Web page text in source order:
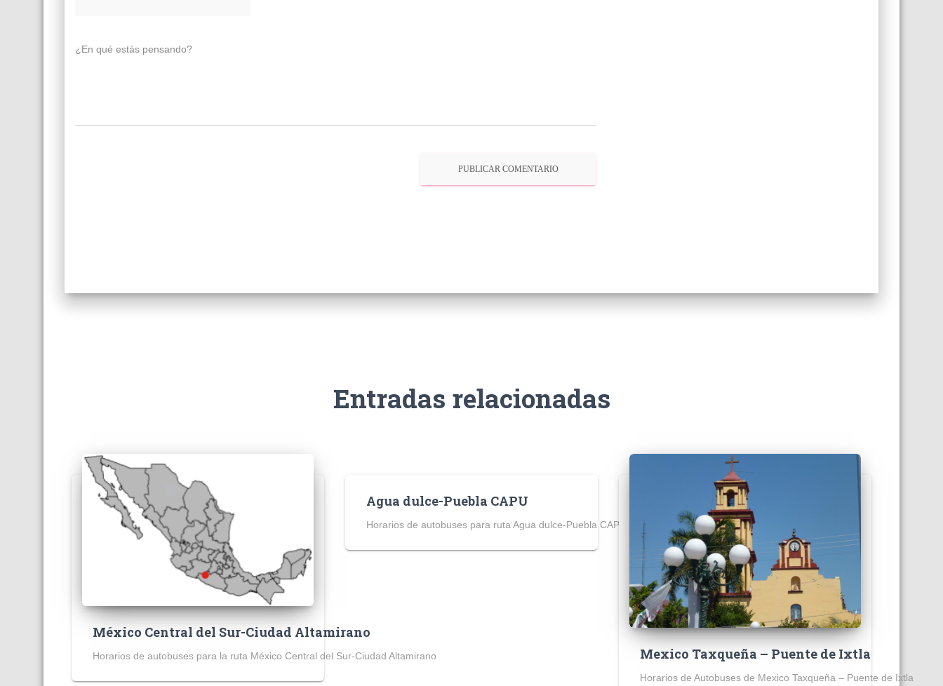
¿En qué estás pensando?
Entradas relacionadas
México Central del Sur-Ciudad Altamirano
Horarios de autobuses para la ruta México Central del Sur-Ciudad Altamirano
Agua dulce-Puebla CAPU
Horarios de autobuses para ruta Agua dulce-Puebla CAPU
Mexico Taxqueña – Puente de Ixtla
Horarios de Autobuses de Mexico Taxqueña – Puente de Ixtla